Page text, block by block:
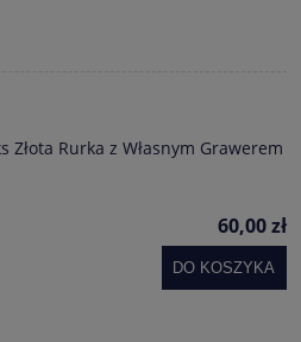
Złota Rurka z Własnym Grawerem
60,00 zł
DO KOSZYKA